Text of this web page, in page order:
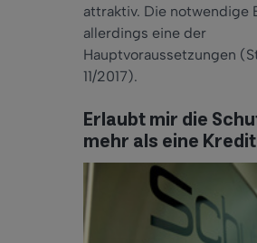
attraktiv. Die notwendige
allerdings eine der
Hauptvoraussetzungen
11/2017).
Erlaubt mir die
mehr als eine